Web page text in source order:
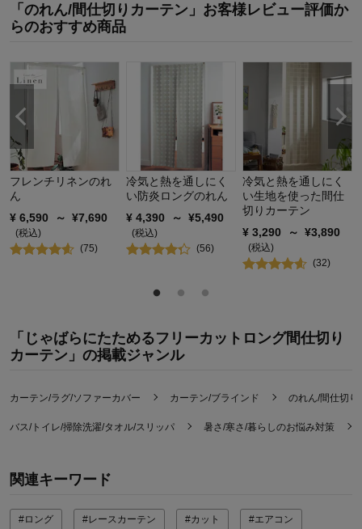
価格
4.0
機能
デザイン・色
玄関・廊下
購入のきっかけ：
ネットで見つけて
商品を使う人：
「のれん/間仕切りカーテン」お客様レビュー評価か
らのおすすめ商品
フレンチリネンのれ
ん
¥ 6,590 ～ ¥7,690
(税込)
(75)
冷気と熱を通しにく
い防炎ロングのれん
¥ 4,390 ～ ¥5,490
(税込)
(56)
冷気と熱を通しにく
い生地を使った間仕
切りカーテン
¥ 3,290 ～ ¥3,890
(税込)
(32)
「じゃばらにたためるフリーカットロング間仕切り
カーテン」の掲載ジャンル
カーテン/ラグ/ソファーカバー カーテン/ブラインド のれん/間仕切り
バス/トイレ/掃除洗濯/タオル/スリッパ 暑さ/寒さ/暮らしのお悩み対策
関連キーワード
#ロング #レースカーテン #カット #エアコン